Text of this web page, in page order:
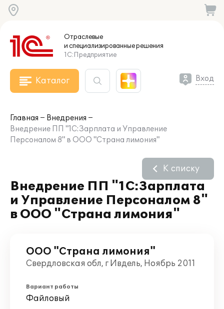
Отраслевые
и специализированныерешения
1С:Предприятие
Каталог Вход
Главная
Внедрения
Внедрение ПП "1С:Зарплата и Управление
Персоналом 8" в ООО "Страна лимония"
Внедрение ПП "1С:Зарплата
и Управление Персоналом 8"
в ООО "Страна лимония"
К списку
ООО "Страна лимония"
Свердловская обл, г Ивдель, Ноябрь 2011
Вариант работы
Файловый